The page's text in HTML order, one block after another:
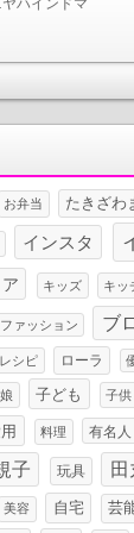
ハインドマ
お弁当 たきざわ
インスタ
キッズ キッ
ファッション ブ
レシピ ローラ
娘 子ども 子供
料理 有名人
子 玩具
美容 自宅 芸